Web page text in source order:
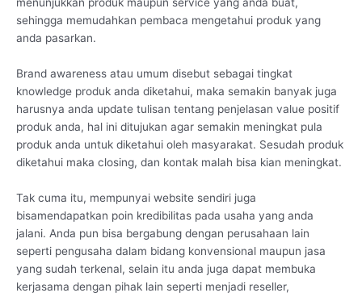
menunjukkan produk maupun service yang anda buat,
sehingga memudahkan pembaca mengetahui produk yang
anda pasarkan.
Brand awareness atau umum disebut sebagai tingkat
knowledge produk anda diketahui, maka semakin banyak juga
harusnya anda update tulisan tentang penjelasan value positif
produk anda, hal ini ditujukan agar semakin meningkat pula
produk anda untuk diketahui oleh masyarakat. Sesudah produk
diketahui maka closing, dan kontak malah bisa kian meningkat.
Tak cuma itu, mempunyai website sendiri juga
bisamendapatkan poin kredibilitas pada usaha yang anda
jalani. Anda pun bisa bergabung dengan perusahaan lain
seperti pengusaha dalam bidang konvensional maupun jasa
yang sudah terkenal, selain itu anda juga dapat membuka
kerjasama dengan pihak lain seperti menjadi reseller,